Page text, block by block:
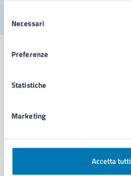
delNecessari
Preferenze
Statistiche
Marketing
Accetta tutti
Comune di Napoli
AMMINISTRAZIONE
Organi di governo